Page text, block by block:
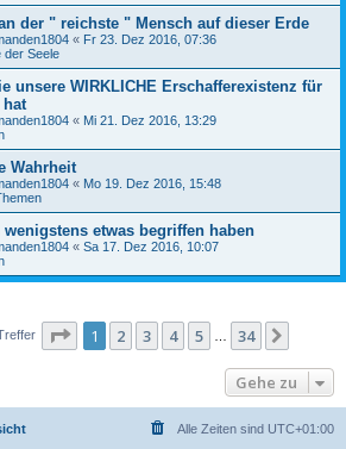
der " reichste " Mensch auf dieser Erde
« Fr 23. Dez 2016, 07:36
der Seele
unsere WIRKLICHE Erschafferexistenz für
hat
« Mi 21. Dez 2016, 13:29
Wahrheit
« Mo 19. Dez 2016, 15:48
wenigstens etwas begriffen haben
« Sa 17. Dez 2016, 10:07
Seite 1von 34
1 2 3 4 5 34
Gehe zu
Alle Zeiten sind UTC+01:00